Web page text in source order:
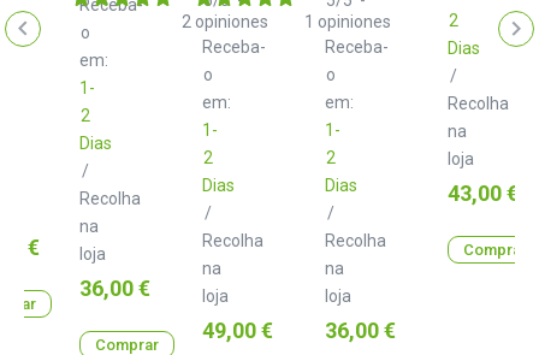
€
Class
B
1.0
Receba-
o
em:
1-
2
Dias
/
Recolha
na
loja
Preço
36,00 €
Comprar
Class
B
3.0
m
Receba-
o
em:
1-
2
Dias
/
Recolha
na
loja
2 opiniones
Preço
49,00 €
Class
B
1.0
m
Receba-
o
em:
1-
2
Dias
/
Recolha
na
loja
1 opiniones
Preço
36,00 €
2
Dias
/
Recolha
na
loja
Preço
43,00 €
Comprar